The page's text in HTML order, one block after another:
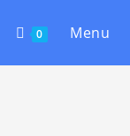
0 Menu